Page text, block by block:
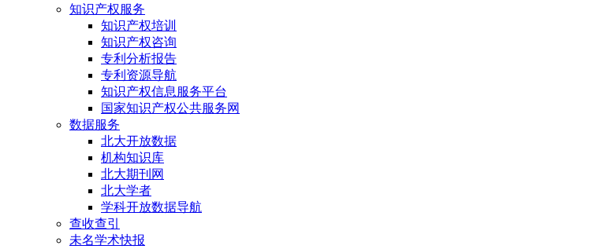
知识产权服务
知识产权培训
知识产权咨询
专利分析报告
专利资源导航
知识产权信息服务平台
国家知识产权公共服务网
数据服务
北大开放数据
机构知识库
北大期刊网
北大学者
学科开放数据导航
查收查引
未名学术快报